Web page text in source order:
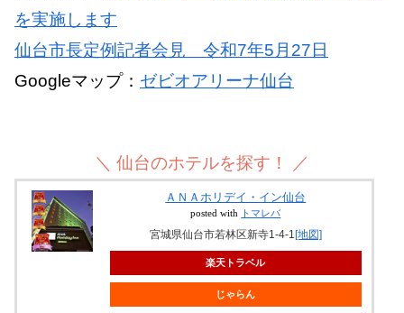
を実施します
仙台市長定例記者会見 令和7年5月27日
Googleマップ： ゼビオアリーナ仙台
＼ 仙台のホテルを探す！ ／
ＡＮＡホリデイ・イン仙台
posted with トマレバ
宮城県仙台市若林区新寺1-4-1 [地図]
楽天トラベル
じゃらん